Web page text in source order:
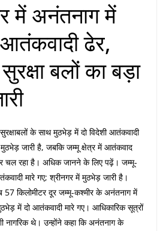
में अनंतनाग में
ढेर,
बलों का बड़ा
के साथ मुठभेड़ में दो विदेशी आतंकवादी
जारी है, जबकि जम्मू क्षेत्र में आतंकवाद
चल रहा है। अधिक जानने के लिए पढ़ें। जम्मू-
मारे गए; श्रीनगर में मुठभेड़ जारी है।
57 किलोमीटर दूर जम्मू-कश्मीर के अनंतनाग में
में दो आतंकवादी मारे गए। आधिकारिक सूत्रों
नागरिक थे। उन्होंने कहा कि अनंतनाग के